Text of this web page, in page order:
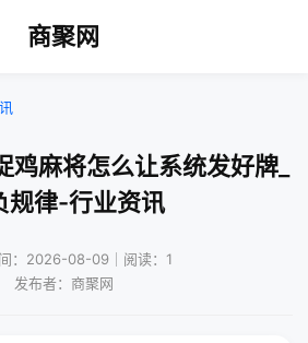
商聚网
麻将怎么让系统发好牌_
规律-行业资讯
：2026-08-09｜阅读：1
发布者：商聚网